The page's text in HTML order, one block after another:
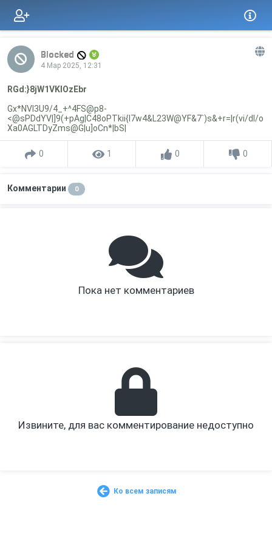
Blocked
4 Мар 2025, 12:31
RGd:}8jW1VKlOzEbr
Gx*NVI3U9/4_+^4FS@p8-
<@sPDdYV|]9(+pAg|C48oPTkii{l7w4&L23W@YF&7`)s&+r=|r(vi/dl/o
Xa0AGLTDyZms@G|u]oCn*|bS|
0 1 0 0
Комментарии 0
Пока нет комментариев
Извините, для вас комментирование недоступно
Ко всем записям